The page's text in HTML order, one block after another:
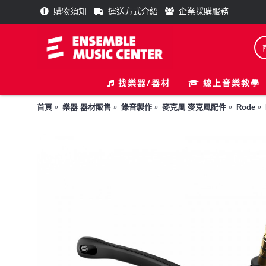
購物須知 運送方式介紹 企業採購服務
找樂器/器材 線上音樂教學
首頁 樂器 器材販售 錄音製作 麥克風 麥克風配件 Rode